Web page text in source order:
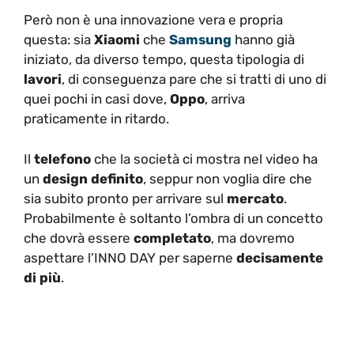
Però non è una innovazione vera e propria
questa: sia Xiaomi che Samsung hanno già
iniziato, da diverso tempo, questa tipologia di
lavori, di conseguenza pare che si tratti di uno di
quei pochi in casi dove, Oppo, arriva
praticamente in ritardo.
Il telefono che la società ci mostra nel video ha
un design definito, seppur non voglia dire che
sia subito pronto per arrivare sul mercato.
Probabilmente è soltanto l’ombra di un concetto
che dovrà essere completato, ma dovremo
aspettare l’INNO DAY per saperne decisamente
di più.